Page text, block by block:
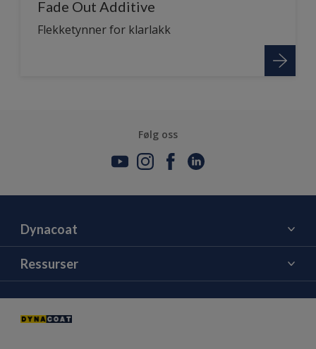
Fade Out Additive
Flekketynner for klarlakk
Følg oss
Dynacoat
Om oss
Kontakt oss
Ressurser
PaintDefect ID App